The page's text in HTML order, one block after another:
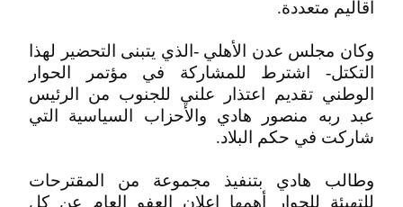
أقاليم متعددة.
وكان مجلس عدن الأهلي -الذي يتبنى التحضير لهذا
التكتل- اشترط للمشاركة في مؤتمر الحوار
الوطني تقديم اعتذار علني للجنوب من الرئيس
عبد ربه منصور هادي والأحزاب السياسية التي
شاركت في حكم البلاد.
وطالب هادي بتنفيذ مجموعة من المقترحات
للتهيئة للحوار أهمها إعلان العفو العام عن كل